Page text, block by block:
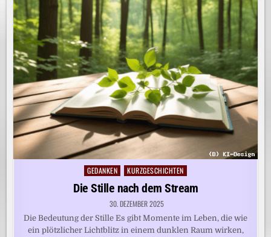
Posted
in
GEDANKEN KURZGESCHICHTEN
Die Stille nach dem Stream
30. DEZEMBER 2025
Die Bedeutung der Stille Es gibt Momente im Leben, die wie
ein plötzlicher Lichtblitz in einem dunklen Raum wirken,